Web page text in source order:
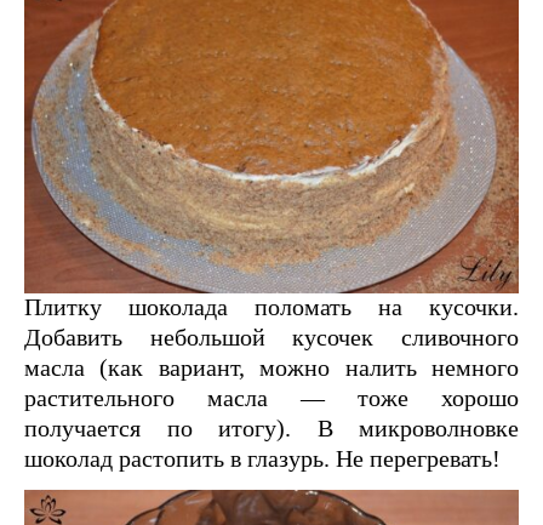
Плитку шоколада поломать на кусочки.
Добавить небольшой кусочек сливочного
масла (как вариант, можно налить немного
растительного масла — тоже хорошо
получается по итогу). В микроволновке
шоколад растопить в глазурь. Не перегревать!